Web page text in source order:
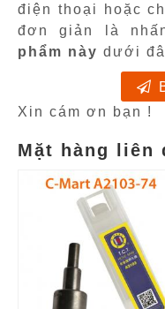
điện thoại hoặc
đơn giản là
phẩm này dưới
Xin cám ơn bạn !
Mặt hàng liên